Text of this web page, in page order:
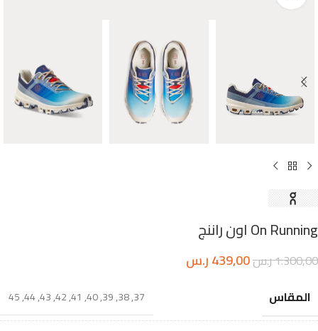
On Running اون راننج
1.300,00ر.س439,00ر.س
المقاس 37
,
38
,
39
,
40
,
41
,
42
,
43
,
44
,
45